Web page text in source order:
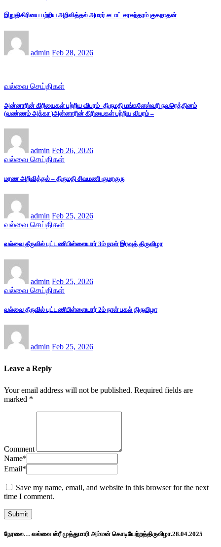
இறுதிகிரியை பற்றிய அறிவித்தல் அமரர் சடாட் சரசுந்தரம் குகநாதன்
admin Feb 28, 2026
வல்வை செய்திகள்
அன்னாரின் கிரியைகள் பற்றிய விபரம் -திருமதி மங்களேஸ்வரி நவரெத்தினம்
(வண்ணம் அக்கா )அன்னாரின் கிரியைகள் பற்றிய விபரம் –
admin Feb 26, 2026
வல்வை செய்திகள்
மரண அறிவித்தல் – திருமதி சிவமணி குமரகுரு
admin Feb 25, 2026
வல்வை செய்திகள்
வல்வை தீருவில் புட்டணிபிள்ளையார் 3ம் நாள் இரவுத் திருவிழா
admin Feb 25, 2026
வல்வை செய்திகள்
வல்வை தீருவில் புட்டணிபிள்ளையார் 2ம் நாள் பகல் திருவிழா
admin Feb 25, 2026
Leave a Reply
Your email address will not be published. Required fields are
marked *
Comment
Name*
Email*
Save my name, email, and website in this browser for the next
time I comment.
நேரலை… வல்வை ஸ்ரீ முத்துமாரி அம்மன் கொடியேற்றத்திருவிழா.28.04.2025